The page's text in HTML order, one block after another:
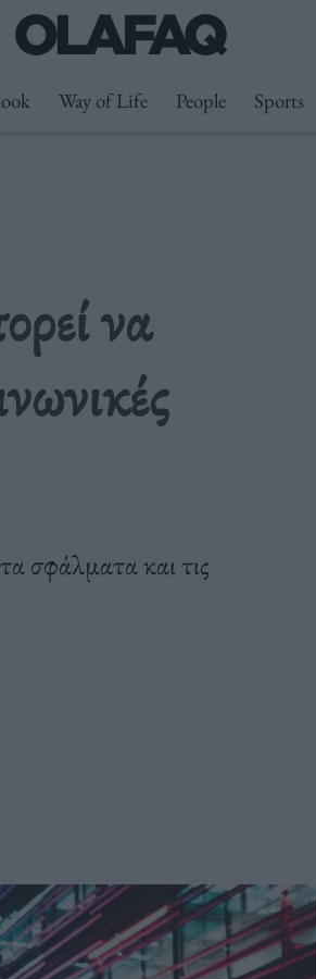
Way of Life People Sports
να
σφάλματα και τις